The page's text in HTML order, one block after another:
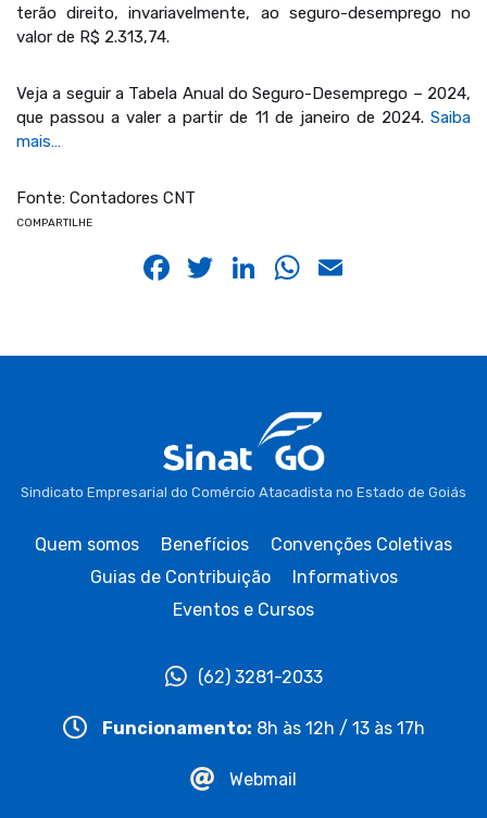
terão direito, invariavelmente, ao seguro-desemprego no
valor de R$ 2.313,74.
Veja a seguir a Tabela Anual do Seguro-Desemprego – 2024,
que passou a valer a partir de 11 de janeiro de 2024. Saiba
mais…
Fonte: Contadores CNT
COMPARTILHE
Facebook
Twitter
LinkedIn
WhatsApp
Sindicato Empresarial do Comércio Atacadista no Estado de Goiás
Quem somos Benefícios
Convenções Coletivas
Guias de Contribuição
Informativos
Eventos e Cursos
(62) 3281-2033
Funcionamento: 8h às 12h / 13 às 17h
Webmail